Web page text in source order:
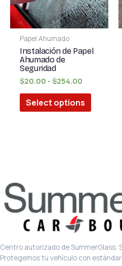
Papel Ahumado
Instalación de Papel
Ahumado de
Seguridad
$20.00 - $254.00
Select options
Las
se
pueden
de
Centro autorizado de SummerGlass,
Protegemos tu vehículo con